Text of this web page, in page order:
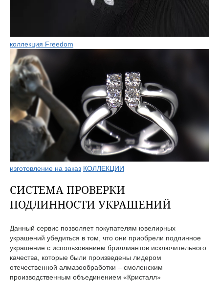
коллекция Freedom
изготовление на заказ КОЛЛЕКЦИИ
СИСТЕМА ПРОВЕРКИ
ПОДЛИННОСТИ УКРАШЕНИЙ
Данный сервис позволяет покупателям ювелирных
украшений убедиться в том, что они приобрели подлинное
украшение с использованием бриллиантов исключительного
качества, которые были произведены лидером
отечественной алмазообработки – смоленским
производственным объединением «Кристалл»